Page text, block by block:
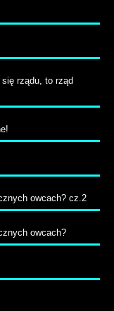
rządu, to rząd
owcach? cz.2
owcach?